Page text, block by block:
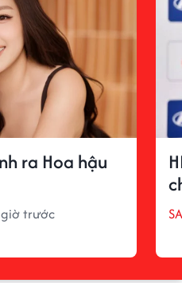
ra Hoa hậu
trước